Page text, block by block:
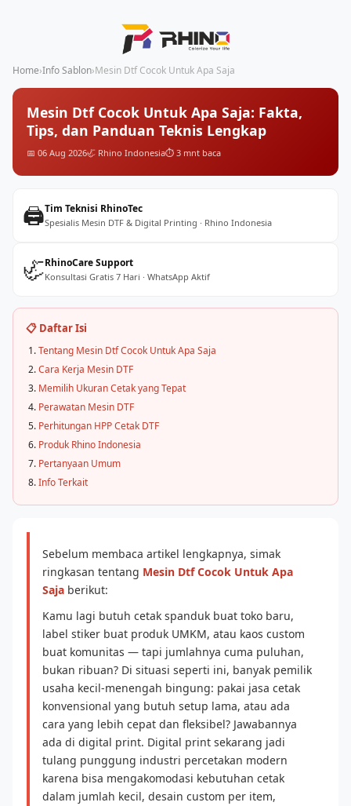
Home›Info Sablon›Mesin Dtf Cocok Untuk Apa Saja
Mesin Dtf Cocok Untuk Apa Saja: Fakta,
Tips, dan Panduan Teknis Lengkap
📅 06 Aug 2026🦏 Rhino Indonesia⏱️ 3 mnt baca
🖨️Tim Teknisi RhinoTec
Spesialis Mesin DTF & Digital Printing · Rhino Indonesia
🦏RhinoCare Support
Konsultasi Gratis 7 Hari · WhatsApp Aktif
📋 Daftar Isi
Tentang Mesin Dtf Cocok Untuk Apa Saja
Cara Kerja Mesin DTF
Memilih Ukuran Cetak yang Tepat
Perawatan Mesin DTF
Perhitungan HPP Cetak DTF
Produk Rhino Indonesia
Pertanyaan Umum
Info Terkait
Sebelum membaca artikel lengkapnya, simak
ringkasan tentang Mesin Dtf Cocok Untuk Apa
Saja berikut:
Kamu lagi butuh cetak spanduk buat toko baru,
label stiker buat produk UMKM, atau kaos custom
buat komunitas — tapi jumlahnya cuma puluhan,
bukan ribuan? Di situasi seperti ini, banyak pemilik
usaha kecil-menengah bingung: pakai jasa cetak
konvensional yang butuh setup lama, atau ada
cara yang lebih cepat dan fleksibel? Jawabannya
ada di digital print. Digital print sekarang jadi
tulang punggung industri percetakan modern
karena bisa mengakomodasi kebutuhan cetak
dalam jumlah kecil, desain custom per item,